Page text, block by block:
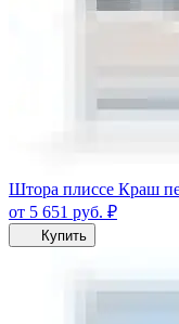
Штора плиссе Краш
от 5 651 руб. ₽
Купить